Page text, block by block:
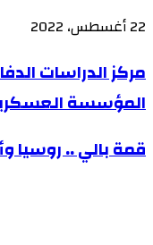
22 أغسطس، 2022
مركز
الدراسات
الامريكي
مركز الدراسات
المؤسسة
قمة
قمة بالي .. روسيا